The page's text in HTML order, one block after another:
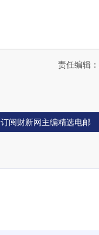
责任编辑
订阅财新网主编精选电邮